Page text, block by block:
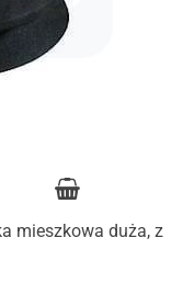
mieszkowa duża, z